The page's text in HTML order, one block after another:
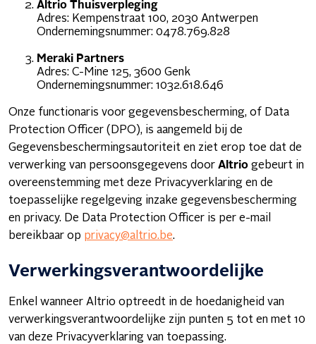
Altrio Thuisverpleging
Adres: Kempenstraat 100, 2030 Antwerpen
Ondernemingsnummer: 0478.769.828
Meraki Partners
Adres: C-Mine 125, 3600 Genk
Ondernemingsnummer: 1032.618.646
Onze functionaris voor gegevensbescherming, of Data
Protection Officer (DPO), is aangemeld bij de
Gegevensbeschermingsautoriteit en ziet erop toe dat de
verwerking van persoonsgegevens door Altrio gebeurt in
overeenstemming met deze Privacyverklaring en de
toepasselijke regelgeving inzake gegevensbescherming
en privacy. De Data Protection Officer is per e-mail
bereikbaar op privacy@altrio.be.
Verwerkingsverantwoordelijke
Enkel wanneer Altrio optreedt in de hoedanigheid van
verwerkingsverantwoordelijke zijn punten 5 tot en met 10
van deze Privacyverklaring van toepassing.